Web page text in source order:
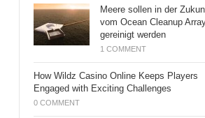
Meere sollen in der
vom Ocean Cleanup
gereinigt werden
1 COMMENT
How Wildz Casino Online Keeps Players
Engaged with Exciting Challenges
0 COMMENT